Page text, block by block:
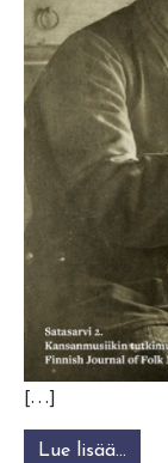
[…]
Lue lisää…